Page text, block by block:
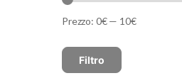
Filtro
Prezzo: 0€— 10€